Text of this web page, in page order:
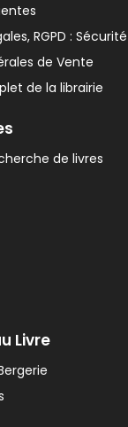
RGPD :
de Vente
de la librairie
de livres
Livre